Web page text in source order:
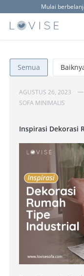
Mulai
Semua
AGUSTUS 26, 2023
SOFA MINIMALIS
Inspirasi Dekorasi